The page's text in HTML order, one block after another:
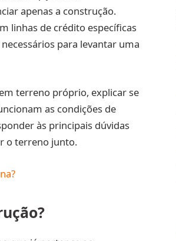
apenas a construção.
linhas de crédito específicas
para levantar uma
terreno próprio, explicar se
as condições de
às principais dúvidas
o terreno junto.